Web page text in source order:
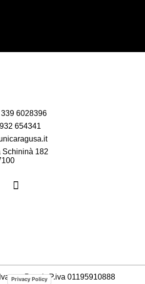
6028396
654341
182
PucciaP.iva 01195910888
Privacy Policy